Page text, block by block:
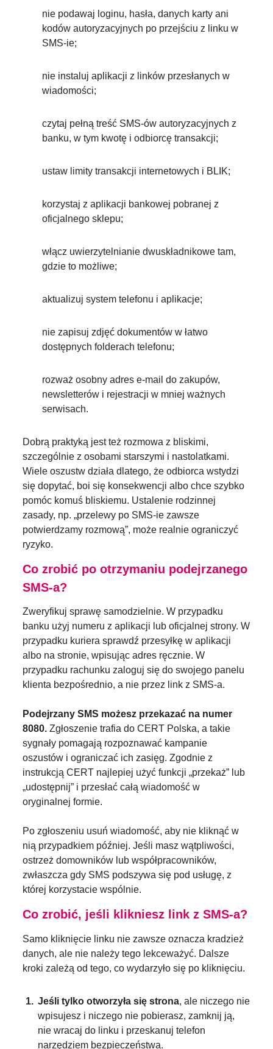
nie podawaj loginu, hasła, danych karty ani
kodów autoryzacyjnych po przejściu z linku w
SMS-ie;
nie instaluj aplikacji z linków przesłanych w
wiadomości;
czytaj pełną treść SMS-ów autoryzacyjnych z
banku, w tym kwotę i odbiorcę transakcji;
ustaw limity transakcji internetowych i BLIK;
korzystaj z aplikacji bankowej pobranej z
oficjalnego sklepu;
włącz uwierzytelnianie dwuskładnikowe tam,
gdzie to możliwe;
aktualizuj system telefonu i aplikacje;
nie zapisuj zdjęć dokumentów w łatwo
dostępnych folderach telefonu;
rozważ osobny adres e-mail do zakupów,
newsletterów i rejestracji w mniej ważnych
serwisach.
Dobrą praktyką jest też rozmowa z bliskimi,
szczególnie z osobami starszymi i nastolatkami.
Wiele oszustw działa dlatego, że odbiorca wstydzi
się dopytać, boi się konsekwencji albo chce szybko
pomóc komuś bliskiemu. Ustalenie rodzinnej
zasady, np. „przelewy po SMS-ie zawsze
potwierdzamy rozmową”, może realnie ograniczyć
ryzyko.
Co zrobić po otrzymaniu podejrzanego
SMS-a?
Zweryfikuj sprawę samodzielnie. W przypadku
banku użyj numeru z aplikacji lub oficjalnej strony. W
przypadku kuriera sprawdź przesyłkę w aplikacji
albo na stronie, wpisując adres ręcznie. W
przypadku rachunku zaloguj się do swojego panelu
klienta bezpośrednio, a nie przez link z SMS-a.
Podejrzany SMS możesz przekazać na numer
8080.Zgłoszenie trafia do CERT Polska, a takie
sygnały pomagają rozpoznawać kampanie
oszustów i ograniczać ich zasięg. Zgodnie z
instrukcją CERT najlepiej użyć funkcji „przekaż” lub
„udostępnij” i przesłać całą wiadomość w
oryginalnej formie.
Po zgłoszeniu usuń wiadomość, aby nie kliknąć w
nią przypadkiem później. Jeśli masz wątpliwości,
ostrzeż domowników lub współpracowników,
zwłaszcza gdy SMS podszywa się pod usługę, z
której korzystacie wspólnie.
Co zrobić, jeśli klikniesz link z SMS-a?
Samo kliknięcie linku nie zawsze oznacza kradzież
danych, ale nie należy tego lekceważyć. Dalsze
kroki zależą od tego, co wydarzyło się po kliknięciu.
Jeśli tylko otworzyła się strona, ale niczego nie
wpisujesz i niczego nie pobierasz, zamknij ją,
nie wracaj do linku i przeskanuj telefon
narzędziem bezpieczeństwa.